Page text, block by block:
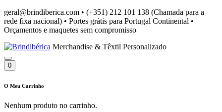
geral@brindiberica.com • (+351) 212 101 138 (Chamada para a
rede fixa nacional) • Portes grátis para Portugal Continental •
Orçamentos e maquetes sem compromisso
Merchandise & Têxtil Personalizado
0
O Meu Carrinho
Nenhum produto no carrinho.